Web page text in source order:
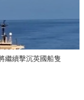
繼續擊沉英國船隻